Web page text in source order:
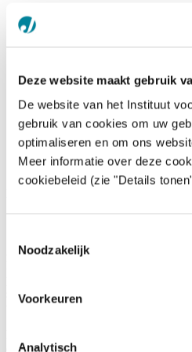
Deze website maakt gebruik
De website van het Instituut
gebruik van cookies om uw
optimaliseren en om ons
Meer informatie over deze
cookiebeleid (zie "Details
Noodzakelijk
Voorkeuren
Analytisch
Afgelopen 12 oktober was het
DAY ‘Conférences sur les métiers
studenten na zo een uitdagende
terug echt lessen kunnen volgen.
Maar liefst 500 studenten schreven
op initiatief van David Renders,